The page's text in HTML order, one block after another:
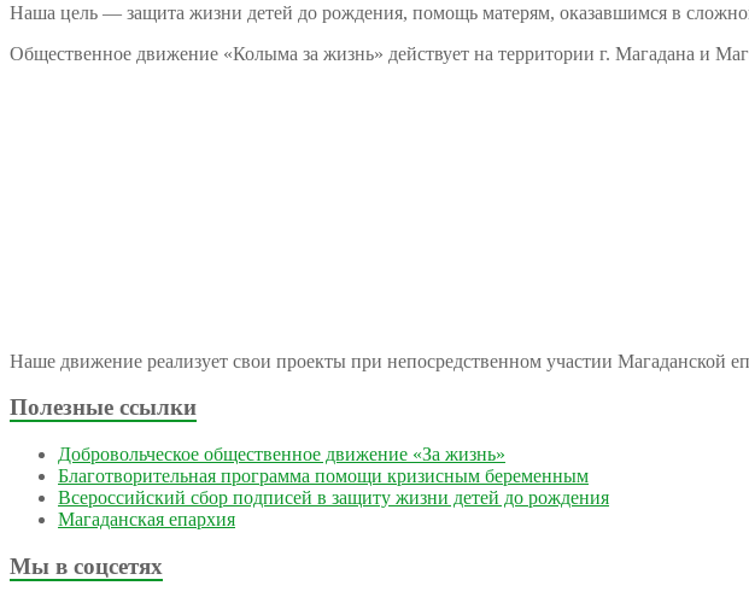
Наша цель — защита жизни детей до рождения, помощь матерям, оказавшимся в
Общественное движение «Колыма за жизнь» действует на территории г. Магадана и
Наше движение реализует свои проекты при непосредственном участии Магаданской
Полезные ссылки
Добровольческое общественное движение «За жизнь»
Благотворительная программа помощи кризисным беременным
Всероссийский сбор подписей в защиту жизни детей до рождения
Магаданская епархия
Мы в соцсетях